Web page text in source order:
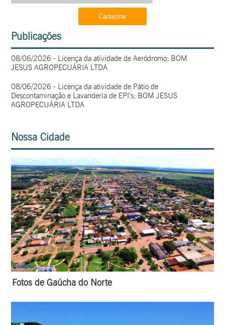
Publicações
08/06/2026 - Licença da atividade de Aeródromo; BOM
JESUS AGROPECUÁRIA LTDA
08/06/2026 - Licença da atividade de Pátio de
Descontaminação e Lavanderia de EPI’s; BOM JESUS
AGROPECUÁRIA LTDA
Nossa Cidade
Fotos de Gaúcha do Norte